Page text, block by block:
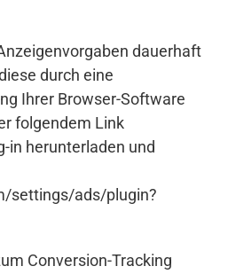
dauerhaft
durch eine
Ihrer Browser-Software
folgendem Link
in herunterladen und
settings/ads/plugin?
Conversion-Tracking